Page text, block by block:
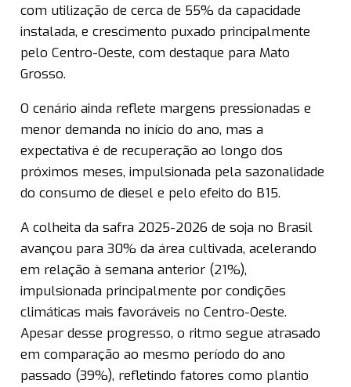
com utilização de cerca de 55% da capacidade
instalada, e crescimento puxado principalmente
pelo Centro-Oeste, com destaque para Mato
Grosso.
O cenário ainda reflete margens pressionadas e
menor demanda no início do ano, mas a
expectativa é de recuperação ao longo dos
próximos meses, impulsionada pela sazonalidade
do consumo de diesel e pelo efeito do B15.
A colheita da safra 2025-2026 de soja no Brasil
avançou para 30% da área cultivada, acelerando
em relação à semana anterior (21%),
impulsionada principalmente por condições
climáticas mais favoráveis no Centro-Oeste.
Apesar desse progresso, o ritmo segue atrasado
em comparação ao mesmo período do ano
passado (39%), refletindo fatores como plantio